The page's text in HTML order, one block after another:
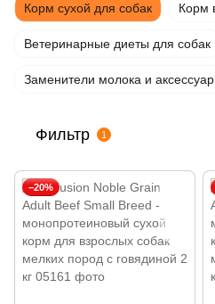
Корм сухой для собак Корм
Ветеринарные диеты для собак
Фильтр 1
−20%